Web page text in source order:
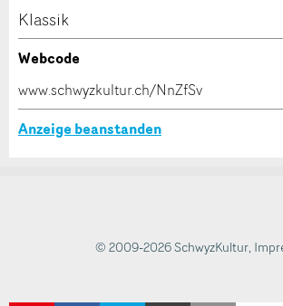
* Eingabe erforderlich
Zur Qualitätssicherung wird eine
Klassik
Webcode
www.schwyzkultur.ch/NnZfSv
Anzeige beanstanden
© 2009-2026 SchwyzKultur,